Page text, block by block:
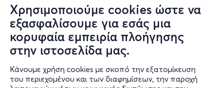
Χρησιμοποιούμε cookies ώστε να
εξασφαλίσουμε για εσάς μια
κορυφαία εμπειρία πλοήγησης
στην ιστοσελίδα μας.
Κάνουμε χρήση cookies με σκοπό την εξατομίκευση
του περιεχομένου και των διαφημίσεων, την παροχή
Πληροφορίες